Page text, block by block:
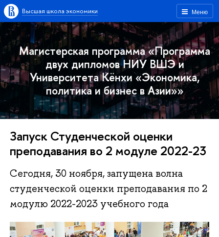
Меню
Высшая школа экономики
Магистерская программа «Программа
двух дипломов НИУ ВШЭ и
Университета Кёнхи «Экономика,
политика и бизнес в Азии»»
Запуск Студенческой оценки
преподавания во 2 модуле 2022-23
Сегодня, 30 ноября, запущена волна
студенческой оценки преподавания по 2
модулю 2022-2023 учебного года